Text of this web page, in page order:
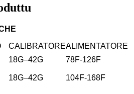
CALIBRATOREALIMENTATORE
18G–42G
78F-126F
18G–42G 104F-168F